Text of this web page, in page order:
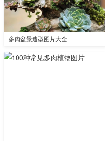
多肉盆景造型图片大全